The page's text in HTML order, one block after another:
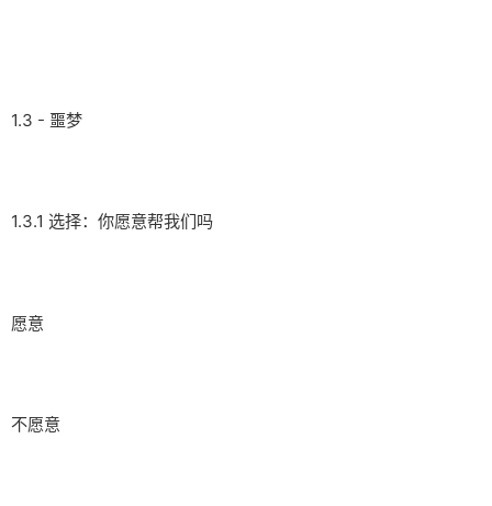
1.3 - 噩梦
1.3.1 选择：你愿意帮我们吗
愿意
不愿意